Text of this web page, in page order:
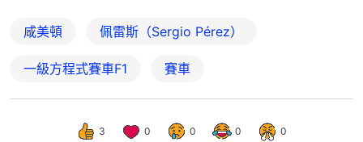
咸美頓 佩雷斯（Sergio Pérez）
一級方程式賽車F1 賽車
3 0 0 0 0